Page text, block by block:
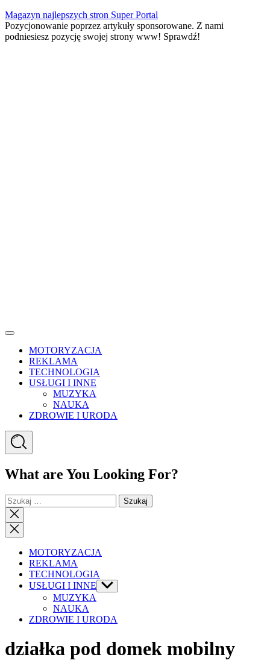
Skip
to
content
Magazyn najlepszych stron Super Portal
Pozycjonowanie poprzez artykuły sponsorowane. Z nami
podniesiesz pozycję swojej strony www! Sprawdź!
Menu
MOTORYZACJA
REKLAMA
TECHNOLOGIA
USŁUGI I INNE
MUZYKA
NAUKA
ZDROWIE I URODA
Search
What are You Looking For?
Szukaj:
Close
search
Close
Menu
MOTORYZACJA
REKLAMA
TECHNOLOGIA
USŁUGI I INNE Show
sub
MUZYKA
NAUKA
ZDROWIE I URODA
działka pod domek mobilny